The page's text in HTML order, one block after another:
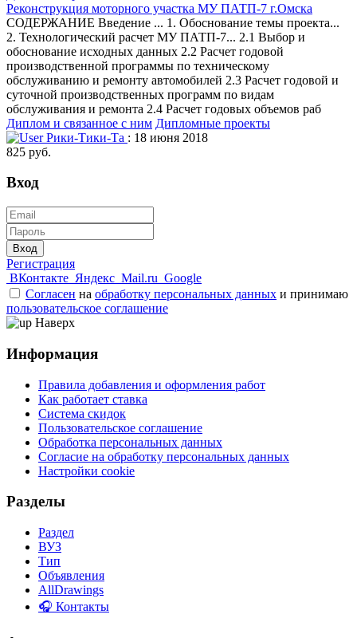
Реконструкция моторного участка МУ ПАТП-7 г.Омска
СОДЕРЖАНИЕ Введение ... 1. Обоснование темы проекта...
2. Технологический расчет МУ ПАТП-7... 2.1 Выбор и
обоснование исходных данных 2.2 Расчет годовой
производственной программы по техническому
обслуживанию и ремонту автомобилей 2.3 Расчет годовой и
суточной производственных программ по видам
обслуживания и ремонта 2.4 Расчет годовых объемов раб
Диплом и связанное с ним Дипломные проекты
Рики-Тики-Та : 18 июня 2018
825 руб.
Вход
Вход
Регистрация
ВКонтакте Яндекс Mail.ru Google
Согласен на обработку персональных данных и принимаю
пользовательское соглашение
Наверх
Информация
Правила добавления и оформления работ
Как работает ставка
Система скидок
Пользовательское соглашение
Обработка персональных данных
Согласие на обработку персональных данных
Настройки cookie
Разделы
Раздел
ВУЗ
Тип
Объявления
AllDrawings
🎧 Контакты